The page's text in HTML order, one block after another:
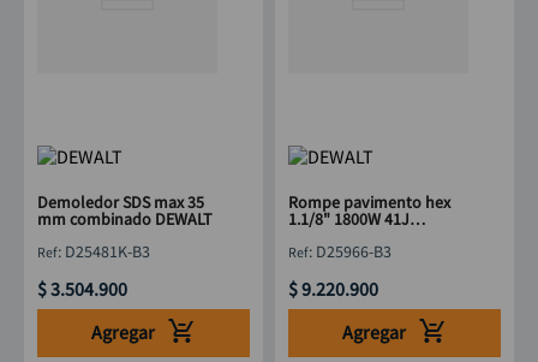
Demoledor SDS max 35
mm combinado DEWALT
: D25481K-B3
$3.504.900
Agregar
Rompe pavimento hex
1.1/8" 1800W 41J
: D25966-B3
$9.220.900
Agregar